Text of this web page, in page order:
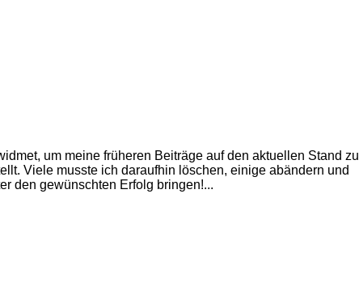
um meine früheren Beiträge auf den aktuellen Stand zu
Viele musste ich daraufhin löschen, einige abändern und
den gewünschten Erfolg bringen!...